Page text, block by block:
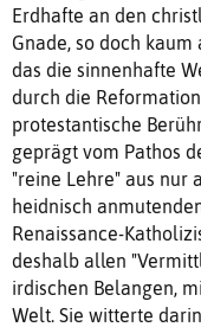
Erdhafte an den
Gnade, so doch
das die sinnenhafte
durch die
protestantische
geprägt vom Pathos
"reine Lehre" aus nur
heidnisch
Renaissance-
deshalb allen
irdischen Belangen,
Welt. Sie witterte